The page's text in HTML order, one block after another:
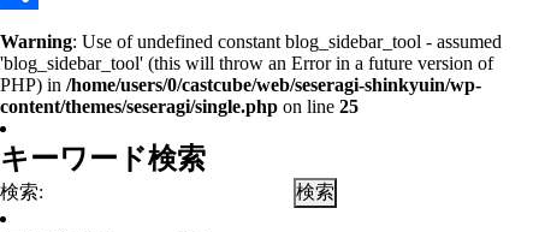
有
Warning: Use of undefined constant blog_sidebar_tool - assumed
'blog_sidebar_tool' (this will throw an Error in a future version of
PHP) in /home/users/0/castcube/web/seseragi-shinkyuin/wp-
content/themes/seseragi/single.php on line 25
キーワード検索
検索: